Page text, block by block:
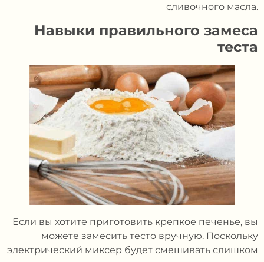
сливочного масла.
Навыки правильного замеса
теста
Если вы хотите приготовить крепкое печенье, вы
можете замесить тесто вручную. Поскольку
электрический миксер будет смешивать слишком